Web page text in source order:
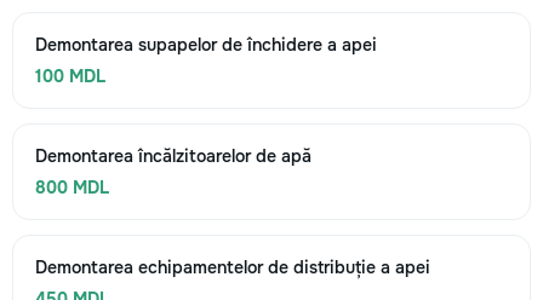
Demontarea supapelor de închidere a apei
100 MDL
Demontarea încălzitoarelor de apă
800 MDL
Demontarea echipamentelor de distribuție a apei